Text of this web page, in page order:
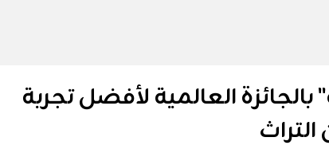
العالمية لأفضل تجربة